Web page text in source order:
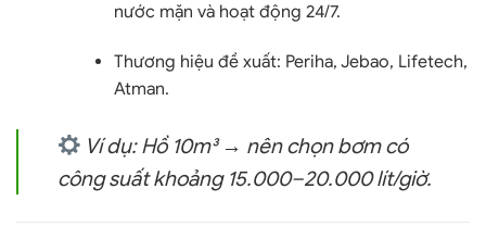
nước mặn và hoạt động 24/7.
Thương hiệu đề xuất: Periha, Jebao, Lifetech,
Atman.
Ví dụ:Hồ 10m³ → nên chọn bơm có
công suất khoảng 15.000–20.000 lít/giờ.